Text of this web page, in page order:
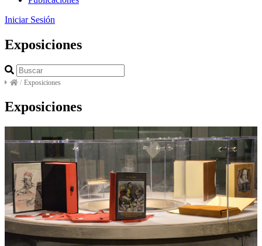
Iniciar Sesión
Exposiciones
/ Exposiciones
Exposiciones